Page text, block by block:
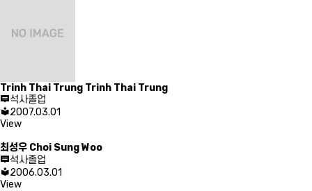
Trinh Thai Trung Trinh Thai Trung
석사졸업
2007.03.01
View
최성우 Choi Sung Woo
석사졸업
2006.03.01
View